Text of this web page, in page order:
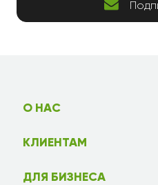
О НАС
КЛИЕНТАМ
ДЛЯ БИЗНЕСА